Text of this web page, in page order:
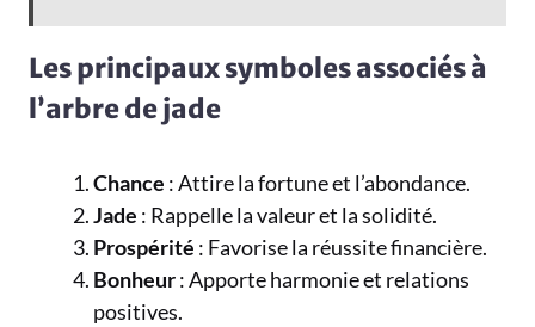
Les principaux symboles associés à
l’arbre de jade
Chance : Attire la fortune et l’abondance.
Jade : Rappelle la valeur et la solidité.
Prospérité : Favorise la réussite financière.
Bonheur: Apporte harmonie et relations
positives.